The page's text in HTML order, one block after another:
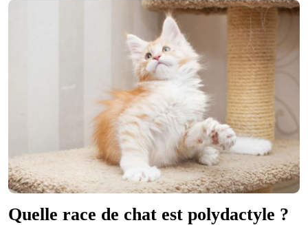
Quelle race de chat est polydactyle ?